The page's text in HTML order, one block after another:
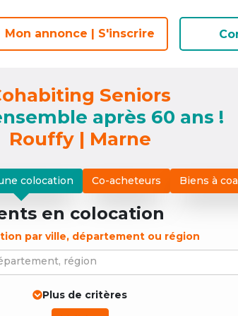
Mon annonce | S'inscrire
Mon annonce | S'inscrire
Seniors
après 60 ans !
Rouffy | Marne
colocation Co-acheteurs Biens à
en colocation
par ville, département ou région
région
Plus de critères